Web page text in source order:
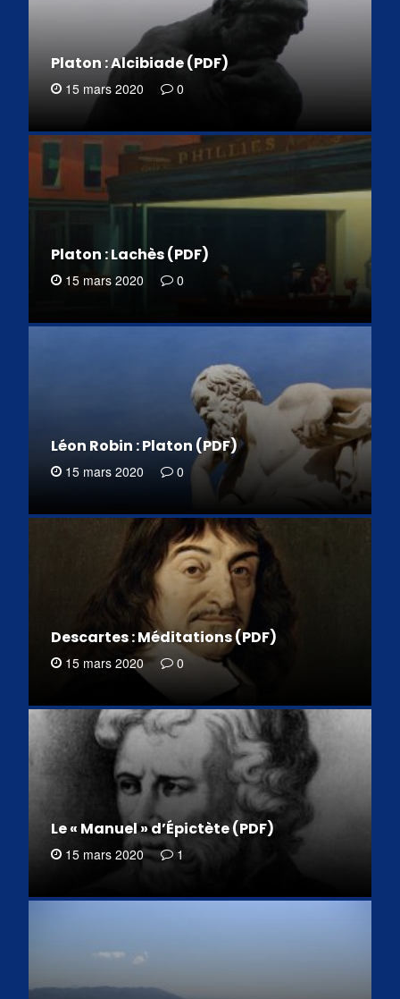
Platon : Alcibiade (PDF)
15 mars 2020 0
Platon : Lachès (PDF)
15 mars 2020 0
Léon Robin : Platon (PDF)
15 mars 2020 0
Descartes : Méditations (PDF)
15 mars 2020 0
Le « Manuel » d’Épictète (PDF)
15 mars 2020 1